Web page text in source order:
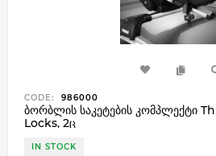
CODE: 986000
ბორბლის საკეტების კომპლექტი
Locks, 2ც
IN STOCK